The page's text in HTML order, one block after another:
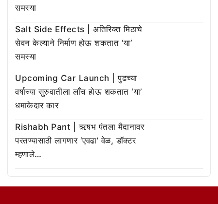
समस्या
Salt Side Effects | अतिरिक्त मिठाचे
सेवन केल्याने निर्माण होऊ शकतात ‘या’
समस्या
Upcoming Car Launch | पुढच्या
वर्षाच्या सुरुवातीला लाँच होऊ शकतात ‘या’
धमाकेदार कार
Rishabh Pant | ऋषभ पंतला मैदानावर
परतण्यासाठी लागणार ‘एवढा’ वेळ, डॉक्टर
म्हणाले…